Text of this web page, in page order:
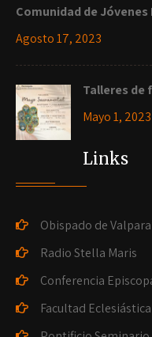
Comunidad de Jóvenes
Agosto 17, 2023
Talleres de
Mayo 1, 2023
Links
Obispado de
Radio Stella Maris
Conferencia
Facultad